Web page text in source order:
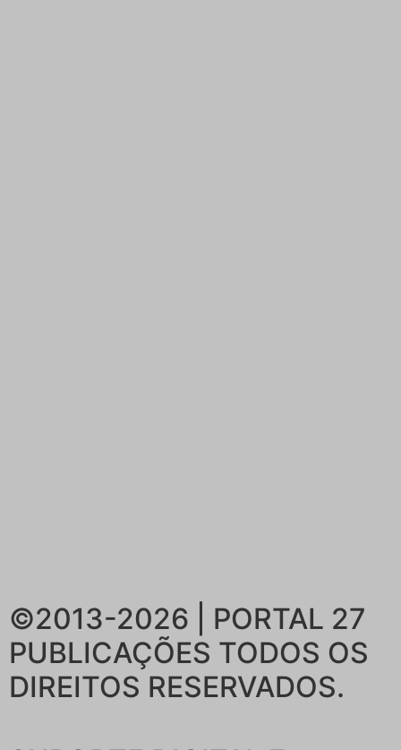
©2013-2026 | PORTAL 27
PUBLICAÇÕES TODOS OS
DIREITOS RESERVADOS.